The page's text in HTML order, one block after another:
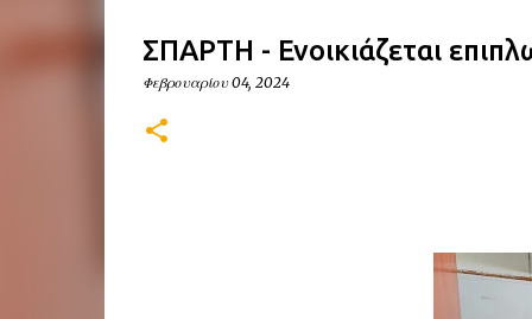
ΣΠΑΡΤΗ - Ενοικιάζεται
Φεβρουαρίου 04, 2024